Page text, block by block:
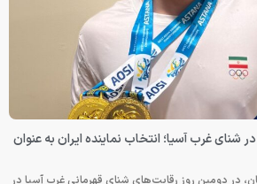
غرب آسیا؛ انتخاب نماینده ایران به عنوان
در دومین روز رقابت‌های شنای قهرمانی غرب آسیا در